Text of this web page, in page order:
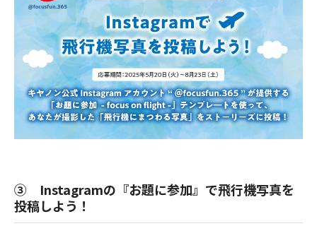
③ Instagramの『お題に参加』で飛行機写真を
投稿しよう！